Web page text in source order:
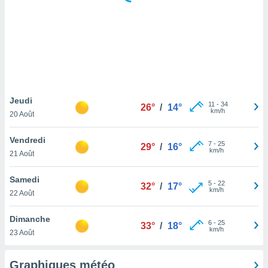
notre
que
et que
Jeudi
20 Août
26° / 14° 11 - 34
km/h
Vendredi
21 Août
29° / 16° 7- 25
km/h
Samedi
22 Août
32° / 17° 5- 22
km/h
Dimanche
23 Août
33° / 18° 6- 25
km/h
Graphiques météo